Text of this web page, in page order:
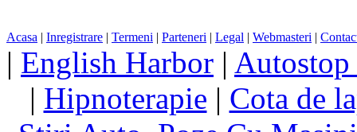
Acasa | Inregistrare | Termeni | Parteneri | Legal | Webmasteri |
| English Harbor |
| Hipnoterapie | Cota de